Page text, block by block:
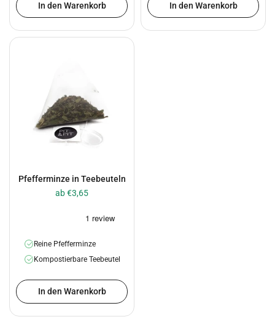
In den Warenkorb In den Warenkorb
Pfefferminze in Teebeuteln
ab €3,65
Reine Pfefferminze
Kompostierbare Teebeutel
In den Warenkorb